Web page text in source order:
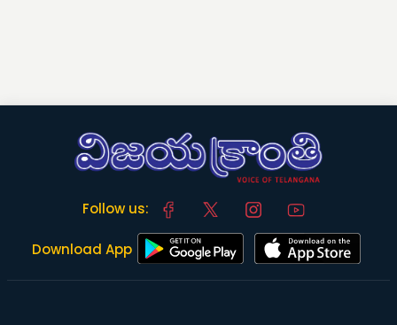
Follow us:
Download App